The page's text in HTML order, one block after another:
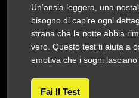
Un’ansia leggera, una
bisogno di capire ogni
strana che la notte abbia
vero. Questo test ti aiuta a
emotiva che i sogni lasciano
Fai Il Test